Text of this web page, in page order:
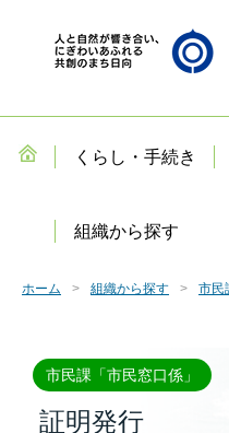
くらし・手続き
組織から探す
ホーム 組織から探す 市民
市民課「市民窓口係」
証明発行